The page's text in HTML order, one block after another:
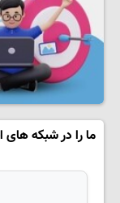
ما را در شبکه های